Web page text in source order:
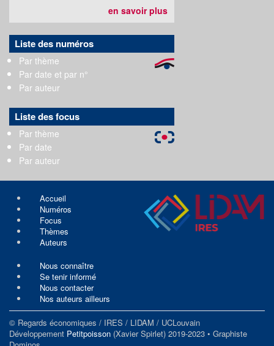
en savoir plus
Liste des numéros
Par thème
Par date et par n°
Par auteur
Liste des focus
Par thème
Par date
Par auteur
Accueil
Numéros
Focus
Thèmes
Auteurs
Nous connaître
Se tenir informé
Nous contacter
Nos auteurs ailleurs
© Regards économiques / IRES / LIDAM / UCLouvain
Développement Petitpoisson (Xavier Spirlet) 2019-2023 • Graphiste